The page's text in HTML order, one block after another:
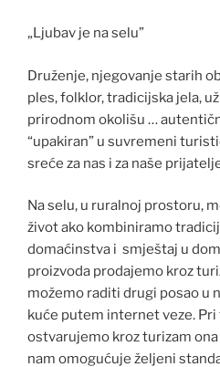
„Ljubav je na selu”
Druženje, njegovanje starih
ples, folklor, tradicijska jela,
prirodnom okolišu …
“upakiran” u suvremeni
sreće za nas i za naše
Na selu, u ruralnoj prostoru,
život ako kombiniramo
domaćinstva i smještaj u
proizvoda prodajemo kroz
možemo raditi drugi posao u
kuće putem internet veze.
ostvarujemo kroz turizam
nam omogućuje željeni